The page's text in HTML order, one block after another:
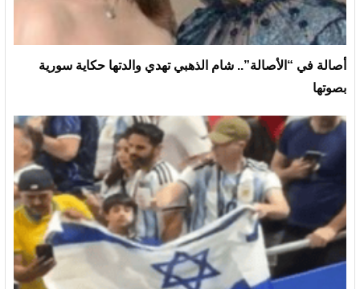
أصالة في “الأصالة”.. شام الذهبي تهدي والدتها حكاية سورية
بصوتها